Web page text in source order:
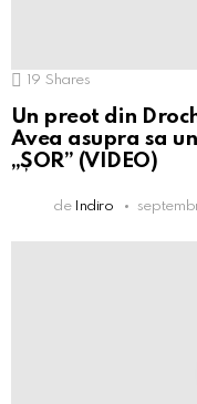
19 Shares
Un preot din
Avea asupra sa
„ȘOR” (VIDEO)
de Indiro